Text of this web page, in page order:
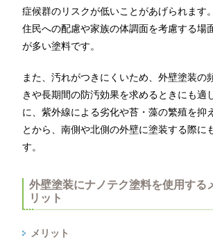
症候群のリスクが低いことがあげられます
住民への配慮や家族の体調面を考慮する場
が多い塗料です。
また、汚れがつきにくいため、外壁塗装の
きや長期間の防汚効果を求めるときにも適
に、紫外線による劣化や苔・藻の繁殖を抑
とから、南側や北側の外壁に塗装する際に
す。
外壁塗装にナノテク塗料を使用する
リット
メリット